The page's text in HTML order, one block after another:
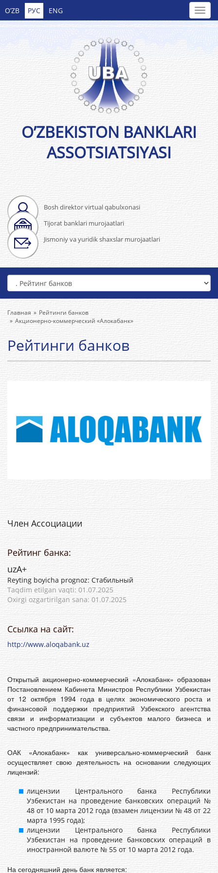
O’ZB РУС ENG
Bosh direktor virtual qabulxonasi
Tijorat banklari murojaatlari
Jismoniy va yuridik shaxslar murojaatlari
O’ZBEKISTON BANKLARI
ASSOTSIATSIYASI
Главная
Рейтинги банков
Акционерно-коммерческий «Алокабанк»
Рейтинги банков
Член Ассоциации
Рейтинг банка:
uzА+
Reyting boyicha prognoz: Стабильный
Taqdim etilgan vaqti: 01.07.2025
Oxirgi ozgartirilgan sana: 01.07.2025
Ссылка на сайт:
http://www.aloqabank.uz
Открытый акционерно-коммерческий «Алокабанк» образован
Постановлением Кабинета Министров Республики Узбекистан
от 12 октября 1994 года в целях экономического роста и
финансовой поддержки предприятий Узбекского агентства
связи и информатизации и субъектов малого бизнеса и
частного предпринимательства.
ОАК «Алокабанк» как универсально-коммерческий банк
осуществляет свою деятельность на основании следующих
лицензий:
лицензии Центрального банка Республики
Узбекистан на проведение банковских операций №
48 от 10 марта 2012 года (взамен лицензии № 48 от 22
марта 1995 года);
лицензии Центрального банка Республики
Узбекистан на проведение банковских операций в
иностранной валюте № 55 от 10 марта 2012 года.
На сегодняшний день банк является: